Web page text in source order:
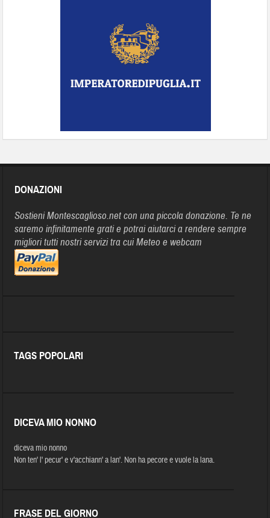
DONAZIONI
Sostieni Montescaglioso.net con una piccola donazione. Te ne
saremo infinitamente grati e potrai aiutarci a rendere sempre
migliori tutti nostri servizi tra cui Meteo e webcam
TAGS POPOLARI
DICEVA MIO NONNO
diceva mio nonno
Non ten' l' pecur' e v'acchiann' a lan'. Non ha pecore e vuole la lana.
FRASE DEL GIORNO